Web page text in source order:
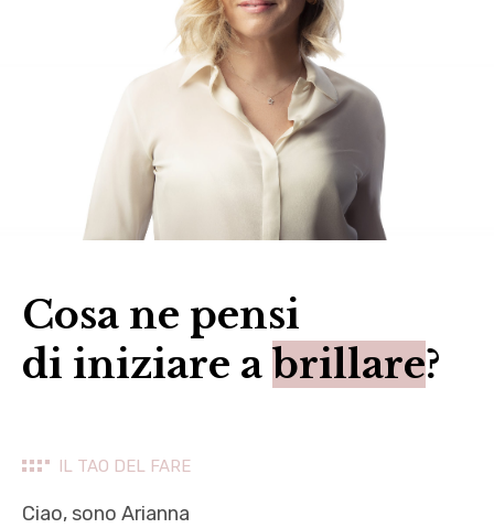
Cosa ne pensi
di iniziare a brillare?
IL TAO DEL FARE
Ciao, sono Arianna